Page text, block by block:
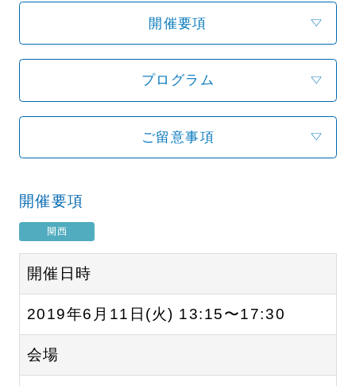
開催要項
プログラム
ご留意事項
開催要項
関西
開催日時
2019年6月11日(火) 13:15〜17:30
会場